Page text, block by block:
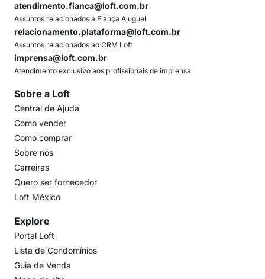
atendimento.fianca@loft.com.br
Assuntos relacionados a Fiança Aluguel
relacionamento.plataforma@loft.com.br
Assuntos relacionados ao CRM Loft
imprensa@loft.com.br
Atendimento exclusivo aos profissionais de imprensa
Sobre a Loft
Central de Ajuda
Como vender
Como comprar
Sobre nós
Carreiras
Quero ser fornecedor
Loft México
Explore
Portal Loft
Lista de Condomínios
Guia de Venda